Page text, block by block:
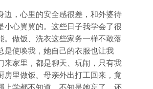
边，心里的安全感很差，和外婆待
小心翼翼的。这些日子我学会了很
。做饭、洗衣这些家务一样不敢落
是使唤我，她自己的衣服也让我
来家里，都是聊天、玩闹，只有我
房里做饭。母亲外出打工回来，竟